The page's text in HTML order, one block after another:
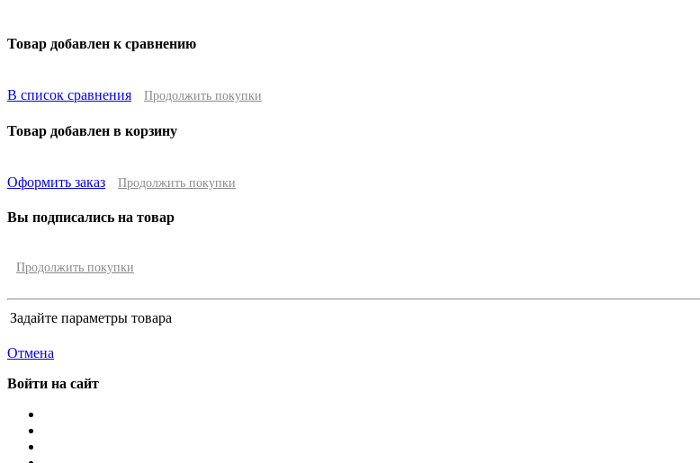
Товар добавлен к сравнению
В список сравнения Продолжить покупки
Товар добавлен в корзину
Оформить заказ Продолжить покупки
Вы подписались на товар
Продолжить покупки
Задайте параметры товара
Отмена
Войти на сайт